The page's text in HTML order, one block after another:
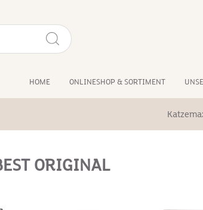
HOME ONLINESHOP & SORTIMENT
ORIGINAL